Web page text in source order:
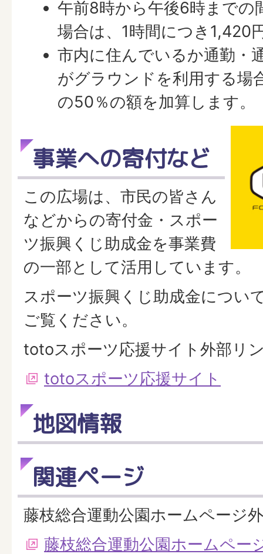
午前8時から午後6時までの
場合は、1時間につき1,420
市内に住んでいるか通勤・
がグラウンドを利用する場
の50％の額を加算します。
事業への寄付など
この広場は、市民の皆さん
などからの寄付金・スポー
ツ振興くじ助成金を事業費
の一部として活用しています。
スポーツ振興くじ助成金につい
ご覧ください。
totoスポーツ応援サイト外部リ
totoスポーツ応援サイト
地図情報
関連ページ
藤枝総合運動公園ホームページ
藤枝総合運動公園ホームペー